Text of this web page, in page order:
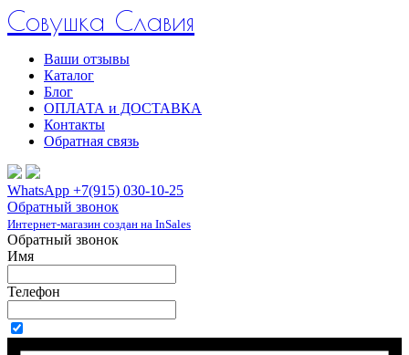
Совушка Славия
Ваши отзывы
Каталог
Блог
ОПЛАТА и ДОСТАВКА
Контакты
Обратная связь
WhatsApp +7(915) 030-10-25
Обратный звонок
Интернет-магазин создан на InSales
Обратный звонок
Имя
Телефон